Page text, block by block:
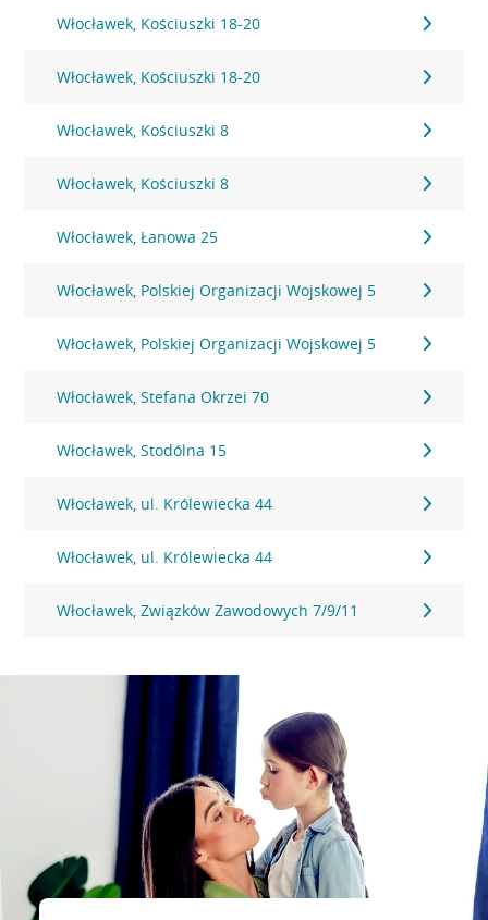
Włocławek, Kościuszki 18-20
Włocławek, Kościuszki 18-20
Włocławek, Kościuszki 8
Włocławek, Kościuszki 8
Włocławek, Łanowa 25
Włocławek, Polskiej Organizacji Wojskowej 5
Włocławek, Polskiej Organizacji Wojskowej 5
Włocławek, Stefana Okrzei 70
Włocławek, Stodólna 15
Włocławek, ul. Królewiecka 44
Włocławek, ul. Królewiecka 44
Włocławek, Związków Zawodowych 7/9/11